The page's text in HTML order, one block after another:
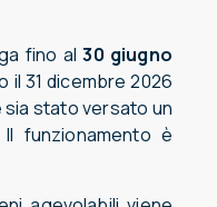
fino al30 giugno
il 31 dicembre 2026
sia stato versato un
funzionamento è